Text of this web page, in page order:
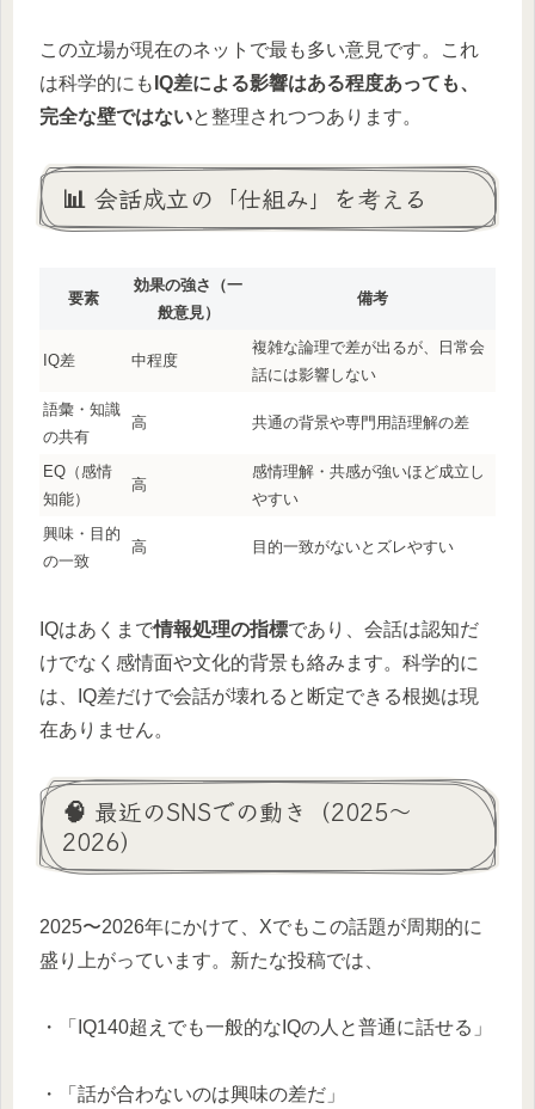
この立場が現在のネットで最も多い意見です。これ
は科学的にも IQ差による影響はある程度あっても、
完全な壁ではないと整理されつつあります。
📊 会話成立の「仕組み」を考える
要素
効果の強さ（一
般意見）
備考
IQ差 中程度
複雑な論理で差が出るが、日常会
話には影響しない
語彙・知識
の共有
高 共通の背景や専門用語理解の差
EQ（感情
知能）
高
感情理解・共感が強いほど成立し
やすい
興味・目的
の一致
高 目的一致がないとズレやすい
IQはあくまで情報処理の指標であり、会話は認知だ
けでなく感情面や文化的背景も絡みます。科学的に
は、IQ差だけで会話が壊れると断定できる根拠は現
在ありません。
🧠 最近のSNSでの動き（2025〜
2026）
2025〜2026年にかけて、Xでもこの話題が周期的に
盛り上がっています。新たな投稿では、
・「IQ140超えでも一般的なIQの人と普通に話せる」
・「話が合わないのは興味の差だ」